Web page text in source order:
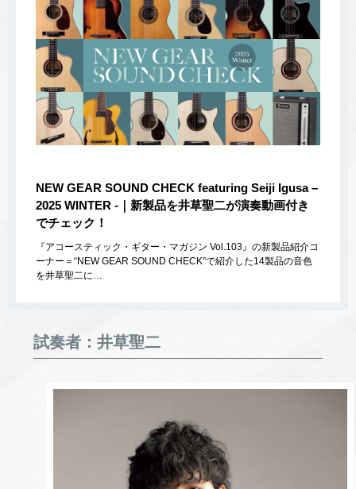
NEW GEAR SOUND CHECK featuring Seiji Igusa –
2025 WINTER -｜新製品を井草聖二が演奏動画付き
でチェック！
『アコースティック・ギター・マガジン Vol.103』の新製品紹介コ
ーナー＝“NEW GEAR SOUND CHECK”で紹介した14製品の音色
を井草聖二に…
試奏者：井草聖二